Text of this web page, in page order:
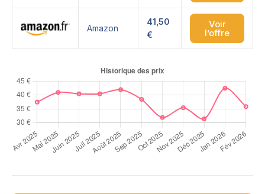
Amazon
41,50
€
Voir
l’offre